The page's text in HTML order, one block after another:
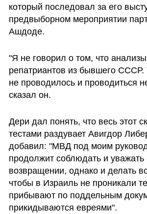
который последовал за его
предвыборном мероприятии
Ашдоде.
"Я не говорил о том, что
репатриантов из бывшего СССР.
не проводилось и проводиться
сказал он.
Дери дал понять, что весь этот
тестами раздувает Авигдор
добавил: "МВД под моим
продолжит соблюдать и уважать
возвращении, однако и делать
чтобы в Израиль не проникали
прибывают по поддельным
прикидываются евреями".